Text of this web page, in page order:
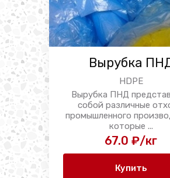
Вырубка
HDPE
Вырубка ПНД
собой различные
промышленного
которые ...
67.0 ₽/кг
Купить